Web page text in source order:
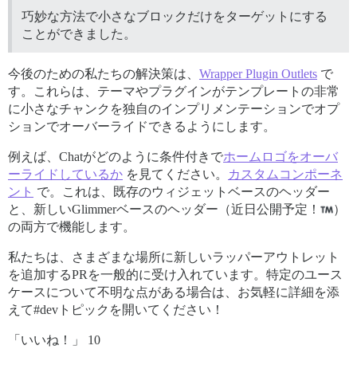
巧妙な方法で小さなブロックだけをターゲットにする
ことができました。
今後のための私たちの解決策は、 Wrapper Plugin Outlets で
す。これらは、テーマやプラグインがテンプレートの非常
に小さなチャンクを独自のインプリメンテーションでオプ
ションでオーバーライドできるようにします。
例えば、Chatがどのように条件付きでホームロゴをオーバ
ーライドしているか を見てください。
カスタムコンポーネ
ント で。これは、既存のウィジェットベースのヘッダー
と、新しいGlimmerベースのヘッダー（近日公開予定！
）
の両方で機能します。
私たちは、さまざまな場所に新しいラッパーアウトレット
を追加するPRを一般的に受け入れています。特定のユース
ケースについて不明な点がある場合は、お気軽に詳細を添
えて#devトピックを開いてください！
「いいね！」 10